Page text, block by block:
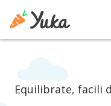
Equilibrate, facili